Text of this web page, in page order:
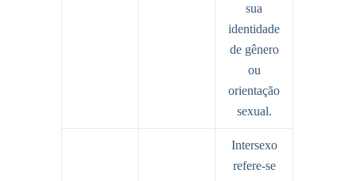
sua
identidade
de gênero
ou
orientação
sexual.
Intersexo
refere-se